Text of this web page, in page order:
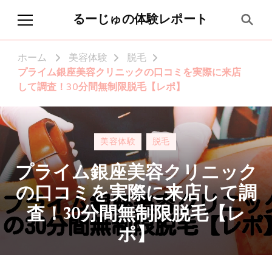
るーじゅの体験レポート
ホーム 美容体験
脱毛
プライム銀座美容クリニックの口コミを実際に来店
して調査！30分間無制限脱毛【レポ】
美容体験 脱毛
プライム銀座美容クリニック
の口コミを実際に来店して調
査！30分間無制限脱毛【レ
ポ】